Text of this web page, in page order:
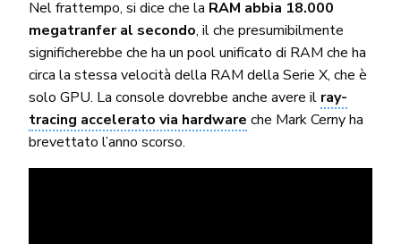
Nel frattempo, si dice che la RAM abbia 18.000
megatranfer al secondo, il che presumibilmente
significherebbe che ha un pool unificato di RAM che ha
circa la stessa velocità della RAM della Serie X, che è
solo GPU. La console dovrebbe anche avere il ray-
tracing accelerato via hardware che Mark Cerny ha
brevettato l’anno scorso.